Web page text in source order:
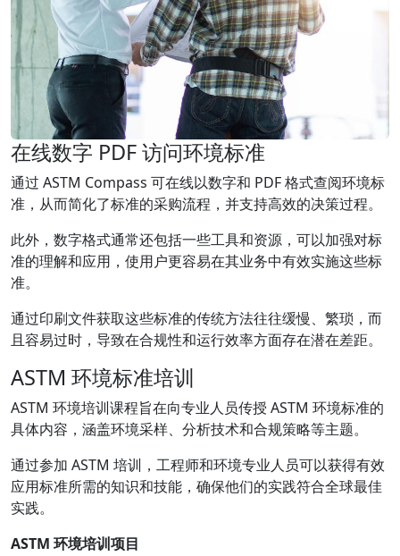
在线数字 PDF 访问环境标准
通过 ASTM Compass 可在线以数字和 PDF 格式查阅环境标
准，从而简化了标准的采购流程，并支持高效的决策过程。
此外，数字格式通常还包括一些工具和资源，可以加强对标
准的理解和应用，使用户更容易在其业务中有效实施这些标
准。
通过印刷文件获取这些标准的传统方法往往缓慢、繁琐，而
且容易过时，导致在合规性和运行效率方面存在潜在差距。
ASTM 环境标准培训
ASTM 环境培训课程旨在向专业人员传授 ASTM 环境标准的
具体内容，涵盖环境采样、分析技术和合规策略等主题。
通过参加 ASTM 培训，工程师和环境专业人员可以获得有效
应用标准所需的知识和技能，确保他们的实践符合全球最佳
实践。
ASTM 环境培训项目